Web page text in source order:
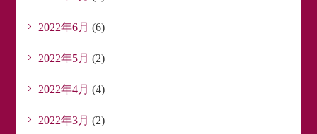
2022年6月 (6)
2022年5月 (2)
2022年4月 (4)
2022年3月 (2)